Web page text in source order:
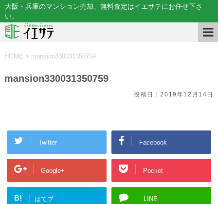
大阪・兵庫のマンション売却、無料査定はイエサテにお任せ下さ
い。
HOME > mansion330031350759
mansion330031350759
投稿日：2019年12月14日
Twitter Facebook
Google+ Pocket
B! はてブ LINE